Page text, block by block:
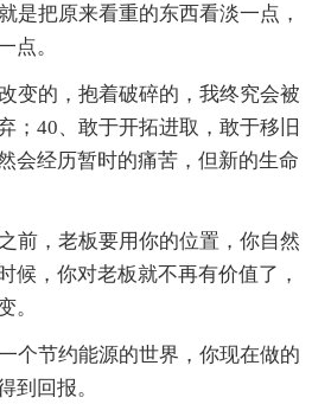
把原来看重的东西看淡一点，
点。
的，抱着破碎的，我终究会被
；40、敢于开拓进取，敢于移旧
会经历暂时的痛苦，但新的生命
，老板要用你的位置，你自然
候，你对老板就不再有价值了，
。
节约能源的世界，你现在做的
到回报。